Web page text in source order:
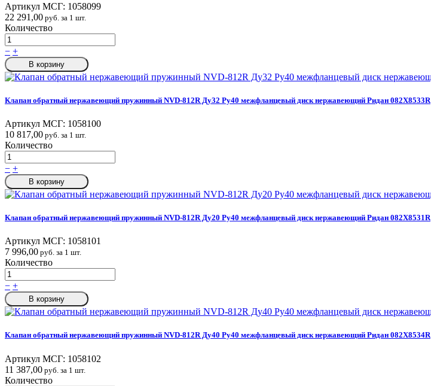
Артикул МСГ: 1058099
22 291,00 руб. за 1 шт.
Количество
− +
В корзину
Клапан обратный нержавеющий пружинный NVD-812R Ду32 Ру40 межфланцевый диск нержавеющий Ридан 082X8533R
Артикул МСГ: 1058100
10 817,00 руб. за 1 шт.
Количество
− +
В корзину
Клапан обратный нержавеющий пружинный NVD-812R Ду20 Ру40 межфланцевый диск нержавеющий Ридан 082X8531R
Артикул МСГ: 1058101
7 996,00 руб. за 1 шт.
Количество
− +
В корзину
Клапан обратный нержавеющий пружинный NVD-812R Ду40 Ру40 межфланцевый диск нержавеющий Ридан 082X8534R
Артикул МСГ: 1058102
11 387,00 руб. за 1 шт.
Количество